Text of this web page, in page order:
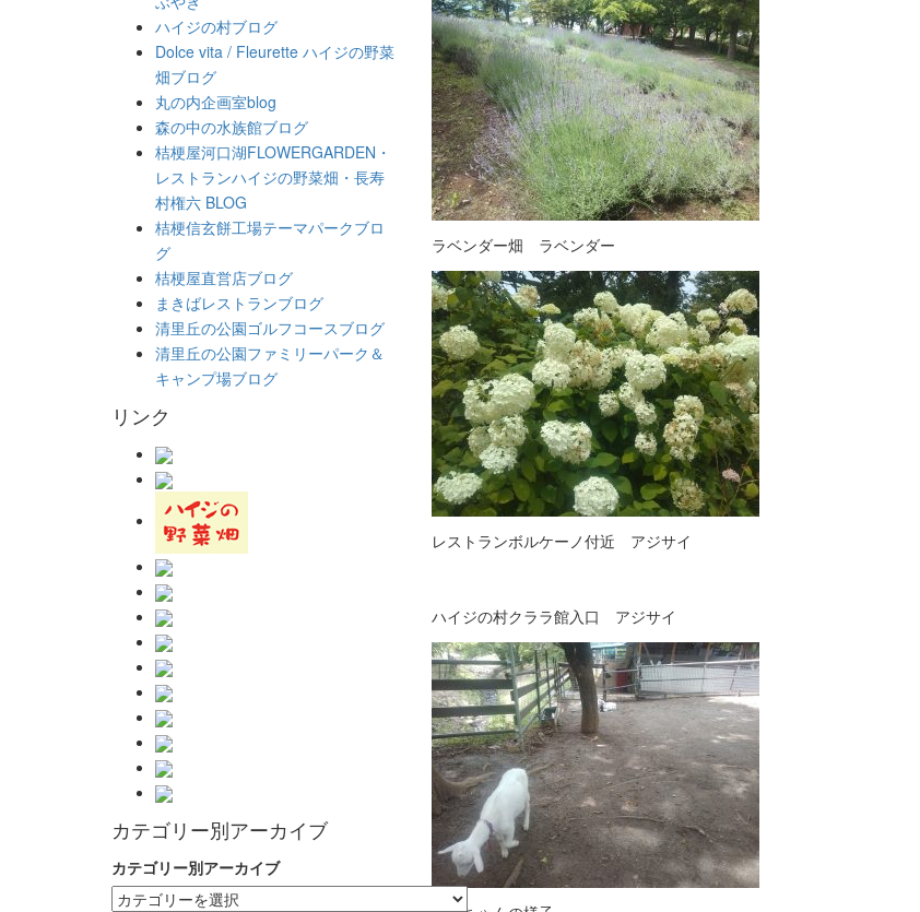
ラベンダー畑 ラベンダー
レストランボルケーノ付近 アジサイ
ハイジの村クララ館入口 アジサイ
ハイジの村ブログ
Dolce vita / Fleurette ハイジの野菜
畑ブログ
丸の内企画室blog
森の中の水族館ブログ
桔梗屋河口湖FLOWERGARDEN・
レストランハイジの野菜畑・長寿
村権六 BLOG
桔梗信玄餅工場テーマパークブロ
グ
桔梗屋直営店ブログ
まきばレストランブログ
清里丘の公園ゴルフコースブログ
清里丘の公園ファミリーパーク＆
キャンプ場ブログ
リンク
カテゴリー別アーカイブ
カテゴリー別アーカイブ